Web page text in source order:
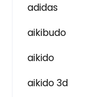
adidas
aikibudo
aikido
aikido 3d